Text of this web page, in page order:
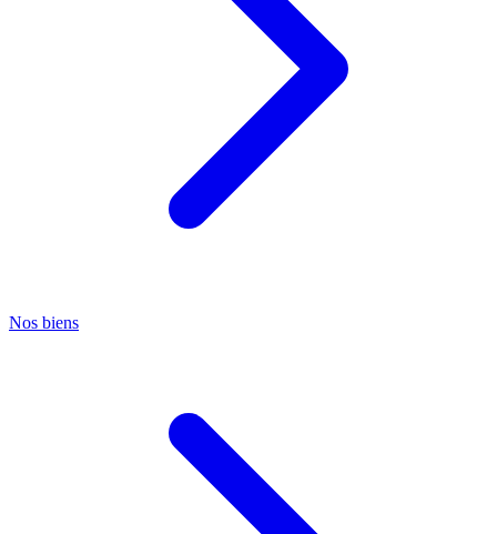
Nos biens